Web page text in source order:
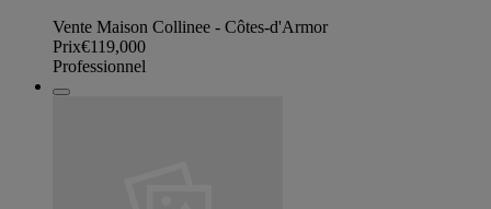
Vente Maison Collinee - Côtes-d'Armor
Prix€119,000
Professionnel